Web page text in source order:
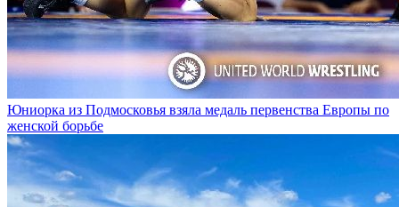
Юниорка из Подмосковья взяла медаль первенства Европы по
женской борьбе